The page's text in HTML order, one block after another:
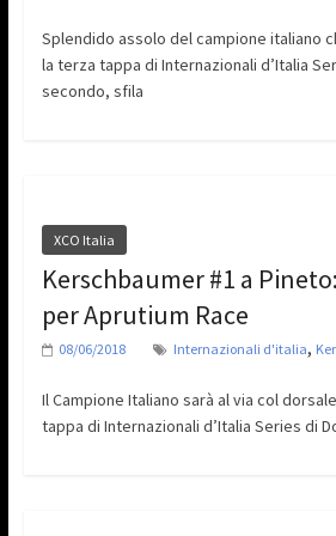
Splendido assolo del campione italiano
la terza tappa di Internazionali d’Italia
secondo, sfila
XCO Italia
Kerschbaumer #1 a
per Aprutium Race
08/06/2018 Internazionali d'italia,
Il Campione Italiano sarà al via col
tappa di Internazionali d’Italia Series di